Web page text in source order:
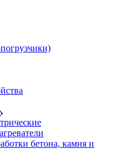
бетона, камня и